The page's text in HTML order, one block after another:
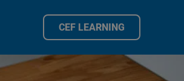
CEF LEARNING